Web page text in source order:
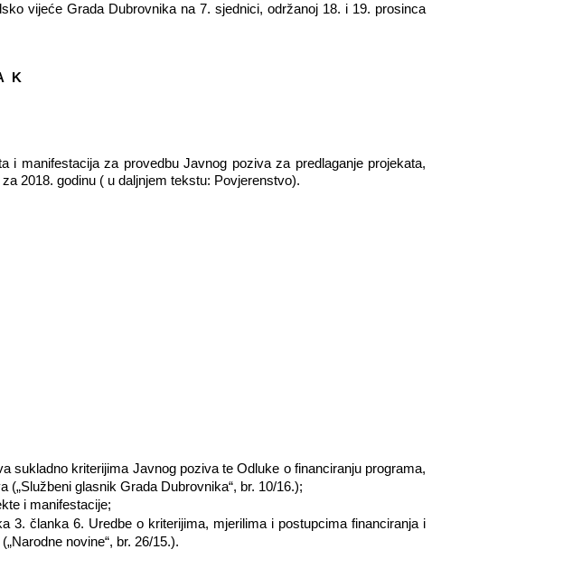
vijeće Grada Dubrovnika na 7. sjednici, održanoj 18. i 19. prosinca
K
manifestacija za provedbu Javnog poziva za predlaganje projekata,
2018. godinu ( u daljnjem tekstu: Povjerenstvo).
sukladno kriterijima Javnog poziva te Odluke o financiranju programa,
glasnik Grada Dubrovnika“, br. 10/16.);
i manifestacije;
3. članka 6. Uredbe o kriterijima, mjerilima i postupcima financiranja i
novine“, br. 26/15.).